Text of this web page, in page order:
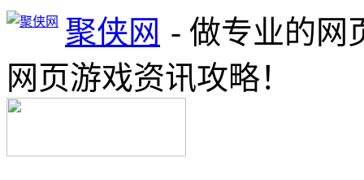
聚侠网 - 做专业的网
网页游戏资讯攻略！